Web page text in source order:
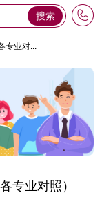
搜索
专业对...
专业对照）